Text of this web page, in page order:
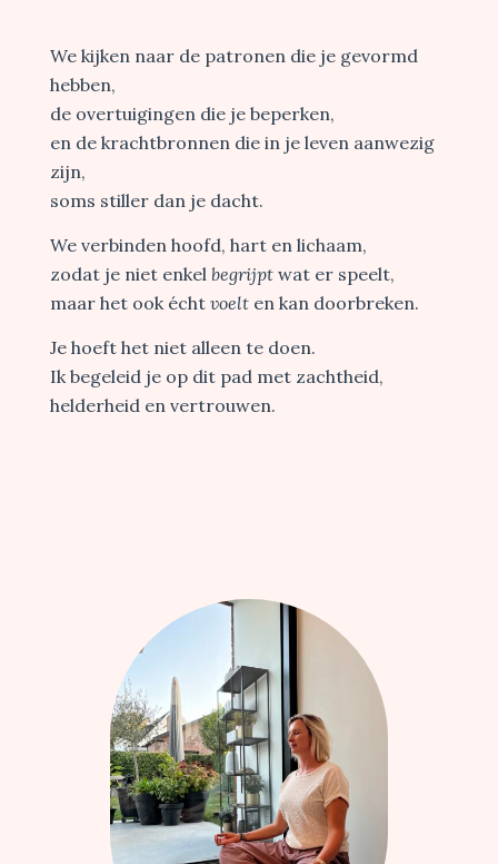
We kijken naar de patronen die je gevormd
hebben,
de overtuigingen die je beperken,
en de krachtbronnen die in je leven aanwezig
zijn,
soms stiller dan je dacht.
We verbinden hoofd, hart en lichaam,
zodat je niet enkel begrijptwat er speelt,
maar het ook écht voelten kan doorbreken.
Je hoeft het niet alleen te doen.
Ik begeleid je op dit pad met zachtheid,
helderheid en vertrouwen.